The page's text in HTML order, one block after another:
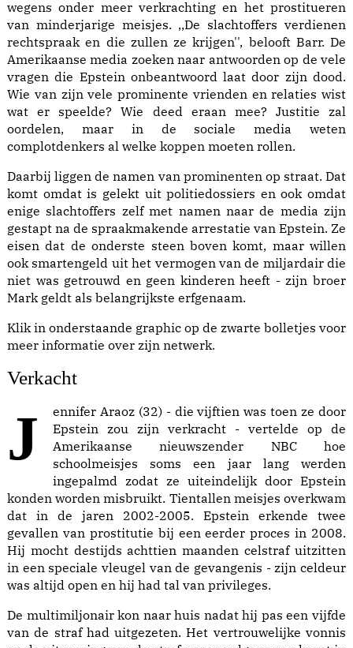
wegens onder meer verkrachting en het prostitueren
van minderjarige meisjes. ,,De slachtoffers verdienen
rechtspraak en die zullen ze krijgen'', belooft Barr. De
Amerikaanse media zoeken naar antwoorden op de vele
vragen die Epstein onbeantwoord laat door zijn dood.
Wie van zijn vele prominente vrienden en relaties wist
wat er speelde? Wie deed eraan mee? Justitie zal
oordelen, maar in de sociale media weten
complotdenkers al welke koppen moeten rollen.
Daarbij liggen de namen van prominenten op straat. Dat
komt omdat is gelekt uit politiedossiers en ook omdat
enige slachtoffers zelf met namen naar de media zijn
gestapt na de spraakmakende arrestatie van Epstein. Ze
eisen dat de onderste steen boven komt, maar willen
ook smartengeld uit het vermogen van de miljardair die
niet was getrouwd en geen kinderen heeft - zijn broer
Mark geldt als belangrijkste erfgenaam.
Klik in onderstaande graphic op de zwarte bolletjes voor
meer informatie over zijn netwerk.
Verkacht
Jennifer Araoz (32) - die vijftien was toen ze door
Epstein zou zijn verkracht - vertelde op de
Amerikaanse nieuwszender NBC hoe
schoolmeisjes soms een jaar lang werden
ingepalmd zodat ze uiteindelijk door Epstein
konden worden misbruikt. Tientallen meisjes overkwam
dat in de jaren 2002-2005. Epstein erkende twee
gevallen van prostitutie bij een eerder proces in 2008.
Hij mocht destijds achttien maanden celstraf uitzitten
in een speciale vleugel van de gevangenis - zijn celdeur
was altijd open en hij had tal van privileges.
De multimiljonair kon naar huis nadat hij pas een vijfde
van de straf had uitgezeten. Het vertrouwelijke vonnis